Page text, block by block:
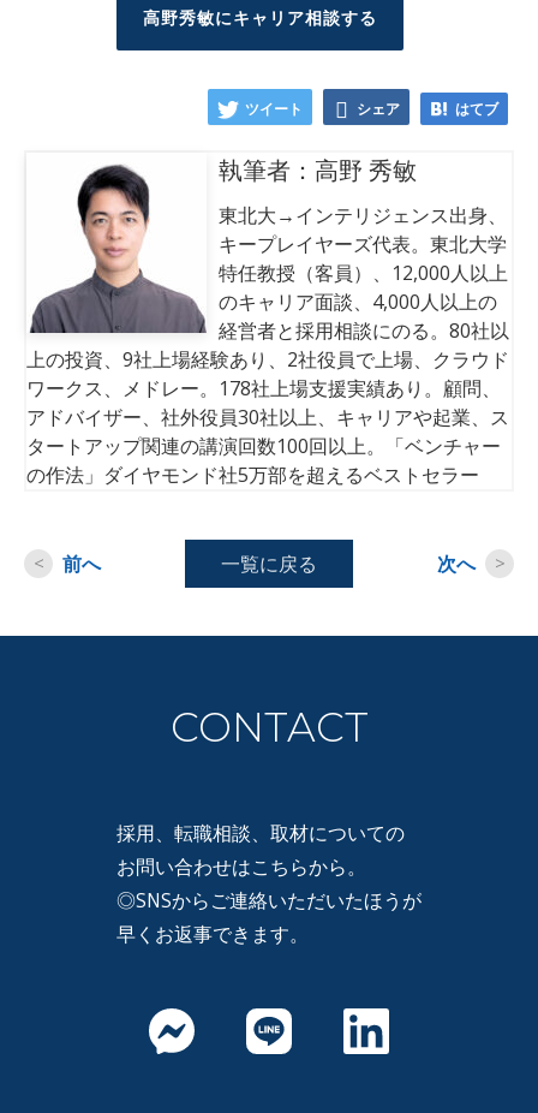
高野秀敏にキャリア相談する
ツイート シェア はてブ
執筆者：高野 秀敏
東北大→インテリジェンス出身、
キープレイヤーズ代表。東北大学
特任教授（客員）、12,000人以上
のキャリア面談、4,000人以上の
経営者と採用相談にのる。80社以
上の投資、9社上場経験あり、2社役員で上場、クラウド
ワークス、メドレー。178社上場支援実績あり。顧問、
アドバイザー、社外役員30社以上、キャリアや起業、ス
タートアップ関連の講演回数100回以上。「ベンチャー
の作法」ダイヤモンド社5万部を超えるベストセラー
< 前へ 一覧に戻る 次へ >
CONTACT
採用、転職相談、取材についての
お問い合わせはこちらから。
◎SNSからご連絡いただいたほうが
早くお返事できます。